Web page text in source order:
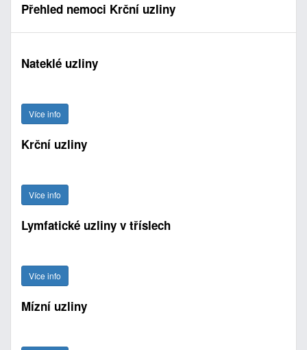
Přehled nemoci Krční uzliny
Nateklé uzliny
Více info
Krční uzliny
Více info
Lymfatické uzliny v tříslech
Více info
Mízní uzliny